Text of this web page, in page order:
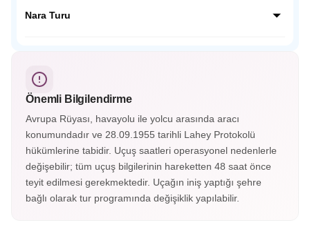
gezeceğiz. Fuji Dağı’nın etekleri olan 5. istasyon olarak
Nara Turu
çevresinde gezinen Nara geyiklerini severek besleyeceğiz.
Önemli Bilgilendirme
Avrupa Rüyası, havayolu ile yolcu arasında aracı
konumundadır ve 28.09.1955 tarihli Lahey Protokolü
hükümlerine tabidir. Uçuş saatleri operasyonel nedenlerle
değişebilir; tüm uçuş bilgilerinin hareketten 48 saat önce
teyit edilmesi gerekmektedir. Uçağın iniş yaptığı şehre
bağlı olarak tur programında değişiklik yapılabilir.